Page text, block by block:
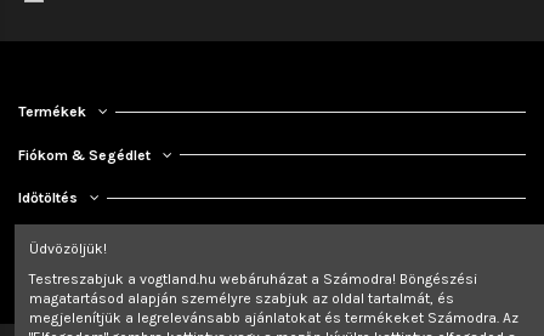
Termékek
Fiókom & Segédlet
Időtöltés
Kapcsolat
Üdvözöljük!
Testreszabjuk a vogtland.hu webáruházat a Számodra! Böngészési
magatartásod alapján személyre szabjuk az oldal tartalmát, és
megjelenítjük a legrelevánsabb ajánlatokat és termékeket Számodra. Az